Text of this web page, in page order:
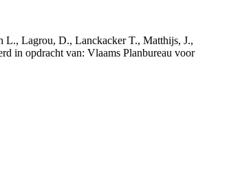
L., Lagrou, D., Lanckacker T., Matthijs, J.,
in opdracht van: Vlaams Planbureau voor